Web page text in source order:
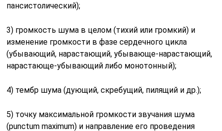
пансистолический);
3) громкость шума в целом (тихий или громкий) и
изменение громкости в фазе сердечного цикла
(убывающий, нарастающий, убывающе-нарастающий,
нарастающе-убывающий либо монотонный);
4) тембр шума (дующий, скребущий, пилящий и др.);
5) точку максимальной громкости звучания шума
(punctum maximum) и направление его проведения